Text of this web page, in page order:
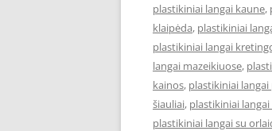
plastikiniai langai kaune,
klaipėda, plastikiniai
plastikiniai langai
langai mazeikiuose,
kainos, plastikiniai langai
šiauliai, plastikiniai
plastikiniai langai su